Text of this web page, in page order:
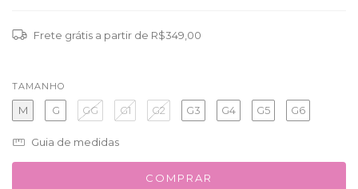
Frete grátis a partir de R$349,00
TAMANHO
M G GG G1 G2 G3 G4 G5 G6
Guia de medidas